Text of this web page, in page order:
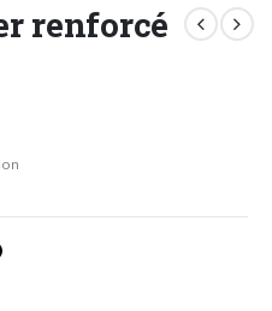
renforcé